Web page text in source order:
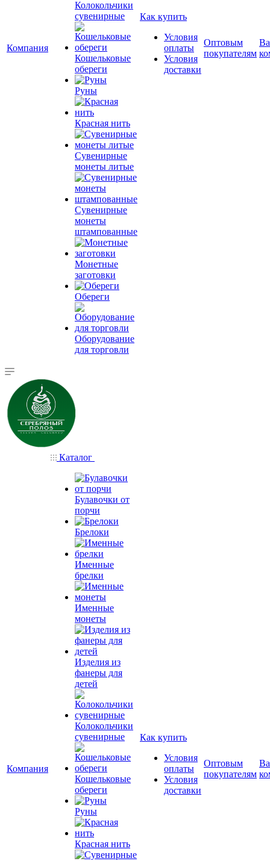
Компания
Колокольчики
сувенирные
Кошельковые
обереги
Руны
Красная нить
Сувенирные
монеты литые
Сувенирные
монеты
штампованные
Монетные
заготовки
Обереги
Оборудование
для торговли
Как купить
Условия
оплаты
Условия
доставки
Оптовым
покупателям
Компания
Каталог
Булавочки от
порчи
Брелоки
Именные
брелки
Именные
монеты
Изделия из
фанеры для
детей
Колокольчики
сувенирные
Кошельковые
обереги
Руны
Красная нить
Как купить
Условия
оплаты
Условия
доставки
Оптовым
покупателям